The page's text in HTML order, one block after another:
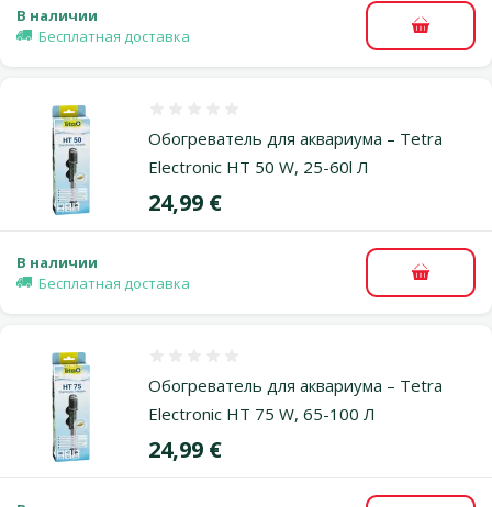
В наличии
Бесплатная доставка
В
Обогреватель для аквариума – Tetra
Electronic HT 50 W, 25-60l Л
Цена
24,99 €
В наличии
Бесплатная доставка
В
Обогреватель для аквариума – Tetra
Electronic HT 75 W, 65-100 Л
Цена
24,99 €